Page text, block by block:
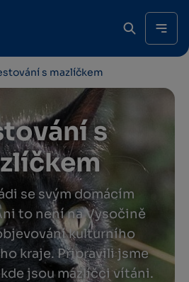
s mazlíčkem
s
se svým domácím
to není na Vysočině
kulturního
kraje. Připravili jsme
jsou mazlíčci vítáni.